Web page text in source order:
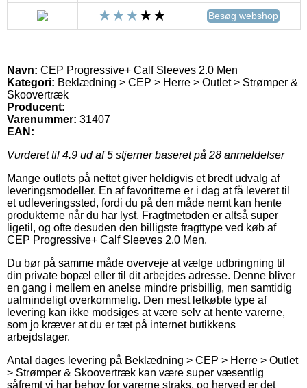
Besøg webshop
Navn: CEP Progressive+ Calf Sleeves 2.0 Men
Kategori: Beklædning > CEP > Herre > Outlet > Strømper &
Skoovertræk
Producent:
Varenummer: 31407
EAN:
Vurderet til 4.9 ud af 5 stjerner baseret på 28 anmeldelser
Mange outlets på nettet giver heldigvis et bredt udvalg af
leveringsmodeller. En af favoritterne er i dag at få leveret til
et udleveringssted, fordi du på den måde nemt kan hente
produkterne når du har lyst. Fragtmetoden er altså super
ligetil, og ofte desuden den billigste fragttype ved køb af
CEP Progressive+ Calf Sleeves 2.0 Men.
Du bør på samme måde overveje at vælge udbringning til
din private bopæl eller til dit arbejdes adresse. Denne bliver
en gang i mellem en anelse mindre prisbillig, men samtidig
ualmindeligt overkommelig. Den mest letkøbte type af
levering kan ikke modsiges at være selv at hente varerne,
som jo kræver at du er tæt på internet butikkens
arbejdslager.
Antal dages levering på Beklædning > CEP > Herre > Outlet
> Strømper & Skoovertræk kan være super væsentlig
såfremt vi har behov for varerne straks, og herved er det